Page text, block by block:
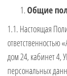
Общие
1.1. Настоящая
ответственностью
дом 24, кабинет 4,
персональных